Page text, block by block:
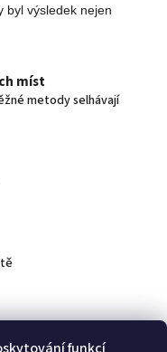
byl výsledek nejen
míst
metody selhávají
materiál